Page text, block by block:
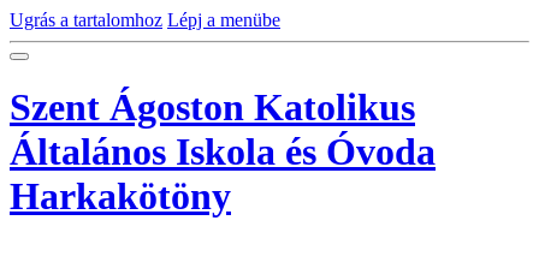
Ugrás a tartalomhoz Lépj a menübe
Szent Ágoston Katolikus
Általános Iskola és Óvoda
Harkakötöny